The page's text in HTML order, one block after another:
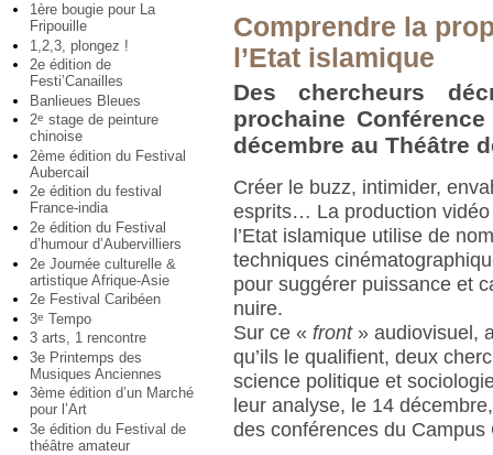
1ère bougie pour La
Fripouille
1,2,3, plongez !
2e édition de
Festi’Canailles
Banlieues Bleues
2e stage de peinture
chinoise
2ème édition du Festival
Aubercail
2e édition du festival
France-india
2e édition du Festival
d’humour d’Aubervilliers
2e Journée culturelle &
artistique Afrique-Asie
2e Festival Caribéen
3e Tempo
3 arts, 1 rencontre
3e Printemps des
Musiques Anciennes
3ème édition d’un Marché
pour l’Art
3e édition du Festival de
théâtre amateur
Comprendre la
l’Etat islamique
Des chercheurs
prochaine
décembre au Théâtre
Créer le buzz, intimider,
esprits… La production vidéo
l’Etat islamique utilise de
techniques
pour suggérer puissance et
nuire.
Sur ce «front» audiovisuel,
qu’ils le qualifient, deux
science politique et
leur analyse, le 14
des conférences du Campus